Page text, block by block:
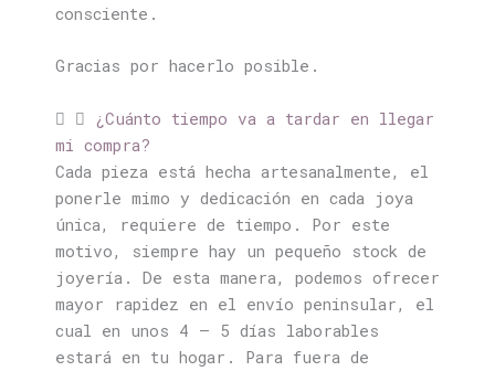
consciente.
Gracias por hacerlo posible.
¿Cuánto tiempo va a tardar en llegar
mi compra?
Cada pieza está hecha artesanalmente, el
ponerle mimo y dedicación en cada joya
única, requiere de tiempo. Por este
motivo, siempre hay un pequeño stock de
joyería. De esta manera, podemos ofrecer
mayor rapidez en el envío peninsular, el
cual en unos 4 – 5 días laborables
estará en tu hogar. Para fuera de